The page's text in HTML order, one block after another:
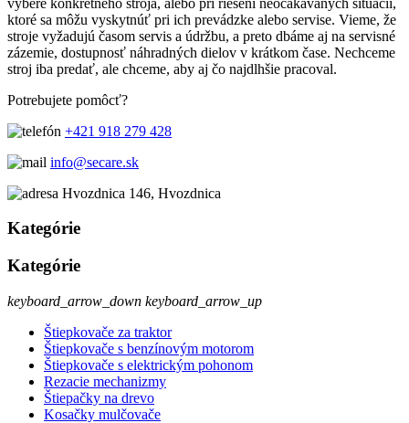
ktoré sa môžu vyskytnúť pri ich prevádzke alebo servise. Vieme, že
stroje vyžadujú časom servis a údržbu, a preto dbáme aj na servisné
zázemie, dostupnosť náhradných dielov v krátkom čase. Nechceme
stroj iba predať, ale chceme, aby aj čo najdlhšie pracoval.
Potrebujete pomôcť?
+421 918 279 428
info@secare.sk
Hvozdnica 146, Hvozdnica
Kategórie
Kategórie
keyboard_arrow_down keyboard_arrow_up
Štiepkovače za traktor
Štiepkovače s benzínovým motorom
Štiepkovače s elektrickým pohonom
Rezacie mechanizmy
Štiepačky na drevo
Kosačky mulčovače